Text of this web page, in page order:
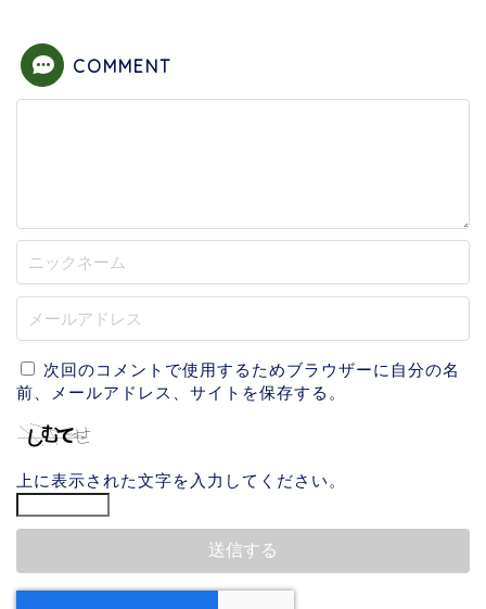
COMMENT
次回のコメントで使用するためブラウザーに自分の名
前、メールアドレス、サイトを保存する。
上に表示された文字を入力してください。